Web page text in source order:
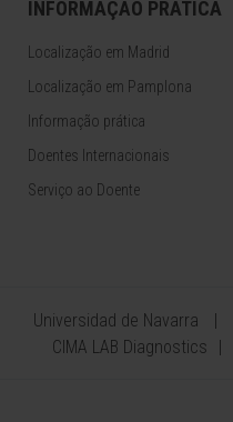
INFORMAÇÃO PRÁTICA
Localização em Madrid
Localização em Pamplona
Informação prática
Doentes Internacionais
Serviço ao Doente
Universidad de Navarra
CIMA LAB Diagnostics